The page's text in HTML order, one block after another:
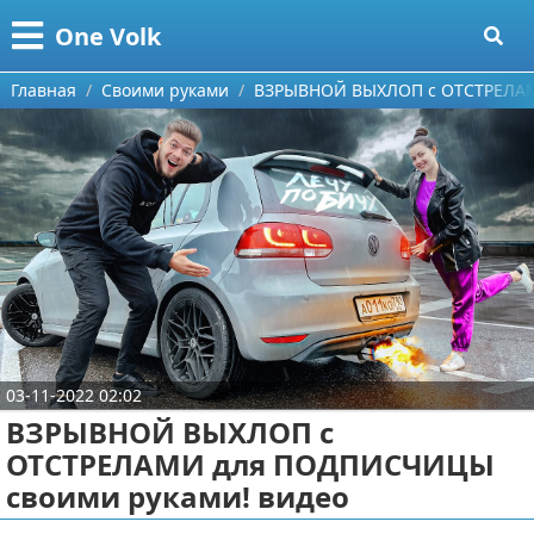
One Volk
Меню
Главная
Категории
Видео приколы
Видео про игры
Видео про автомобили
Ремонт автомобиля
Видео про путешествия
Тест-драйв
aliexpress
ebay
Поиск
О проекте
Контакты
Сотрудничество
Размещение рекламы
Для правообладателей
Условия предоставления информации
Главная Своими руками ВЗРЫВНОЙ ВЫХЛОП с
03-11-2022 02:02
ВЗРЫВНОЙ ВЫХЛОП с
ОТСТРЕЛАМИ для ПОДПИСЧИЦЫ
своими руками! видео